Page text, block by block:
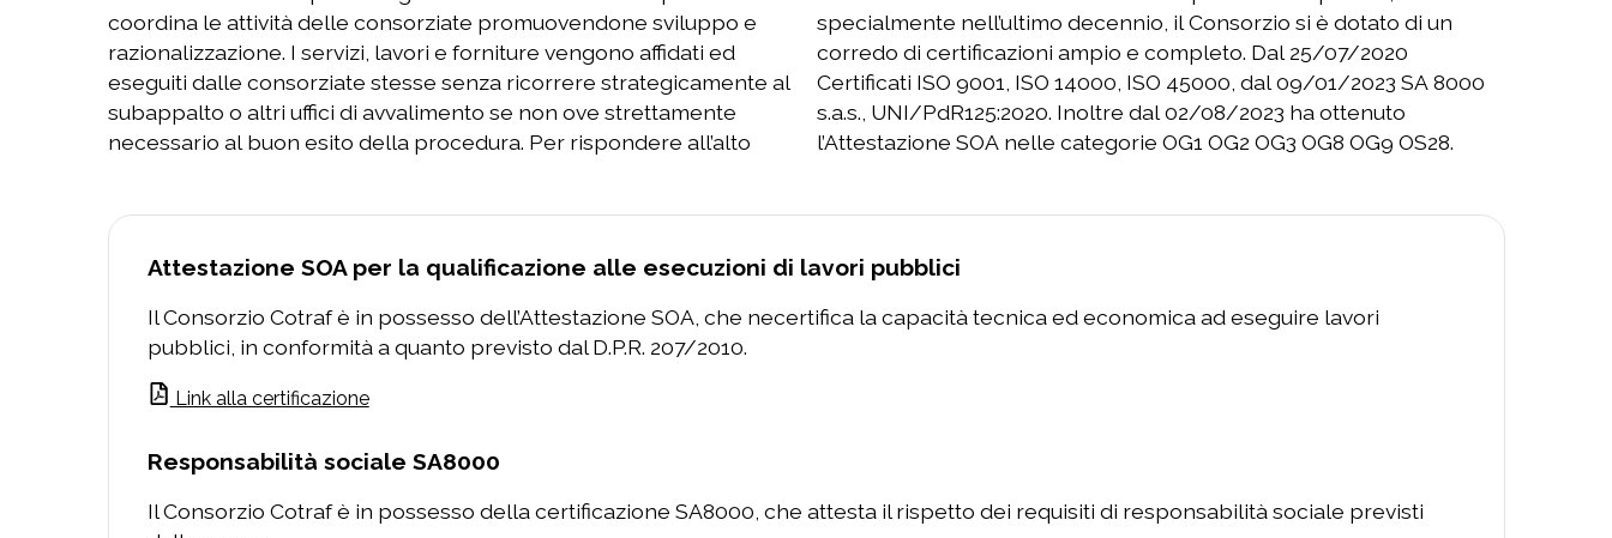
coordina le attività delle consorziate promuovendone sviluppo e
razionalizzazione. I servizi, lavori e forniture vengono affidati ed
eseguiti dalle consorziate stesse senza ricorrere strategicamente al
subappalto o altri uffici di avvalimento se non ove strettamente
necessario al buon esito della procedura. Per rispondere all’alto
specialmente nell’ultimo decennio, il Consorzio si è dotato di un
corredo di certificazioni ampio e completo. Dal 25/07/2020
Certificati ISO 9001, ISO 14000, ISO 45000, dal 09/01/2023 SA 8000
s.a.s., UNI/PdR125:2020. Inoltre dal 02/08/2023 ha ottenuto
l’Attestazione SOA nelle categorie OG1 OG2 OG3 OG8 OG9 OS28.
Attestazione SOA per la qualificazione alle esecuzioni di lavori pubblici
Il Consorzio Cotraf è in possesso dell’Attestazione SOA, che necertifica la capacità tecnica ed economica ad eseguire lavori
pubblici, in conformità a quanto previsto dal D.P.R. 207/2010.
Link alla certificazione
Responsabilità sociale SA8000
Il Consorzio Cotraf è in possesso della certificazione SA8000, che attesta il rispetto dei requisiti di responsabilità sociale previsti